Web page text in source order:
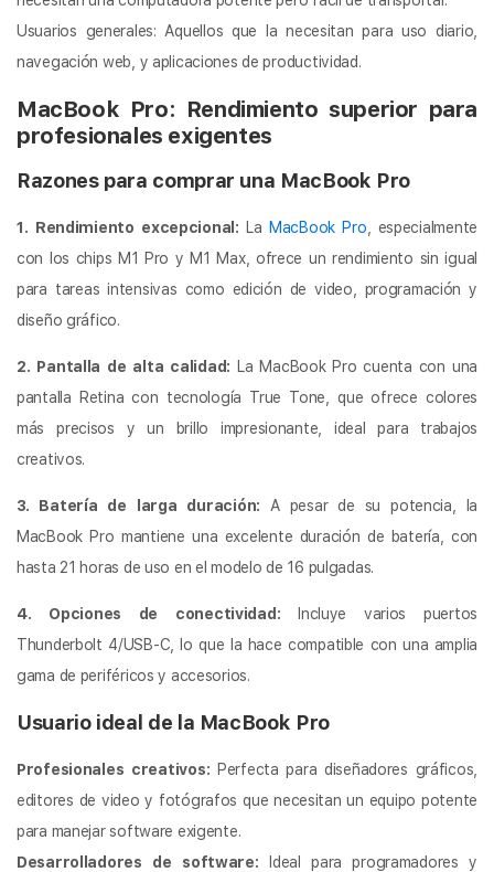
Usuarios generales: Aquellos que la necesitan para uso diario,
navegación web, y aplicaciones de productividad.
MacBook Pro: Rendimiento superior para
profesionales exigentes
Razones para comprar una MacBook Pro
1. Rendimiento excepcional: La MacBook Pro , especialmente
con los chips M1 Pro y M1 Max, ofrece un rendimiento sin igual
para tareas intensivas como edición de video, programación y
diseño gráfico.
2. Pantalla de alta calidad: La MacBook Pro cuenta con una
pantalla Retina con tecnología True Tone, que ofrece colores
más precisos y un brillo impresionante, ideal para trabajos
creativos.
3. Batería de larga duración: A pesar de su potencia, la
MacBook Pro mantiene una excelente duración de batería, con
hasta 21 horas de uso en el modelo de 16 pulgadas.
4. Opciones de conectividad: Incluye varios puertos
Thunderbolt 4/USB-C, lo que la hace compatible con una amplia
gama de periféricos y accesorios.
Usuario ideal de la MacBook Pro
Profesionales creativos: Perfecta para diseñadores gráficos,
editores de video y fotógrafos que necesitan un equipo potente
para manejar software exigente.
Desarrolladores de software: Ideal para programadores y